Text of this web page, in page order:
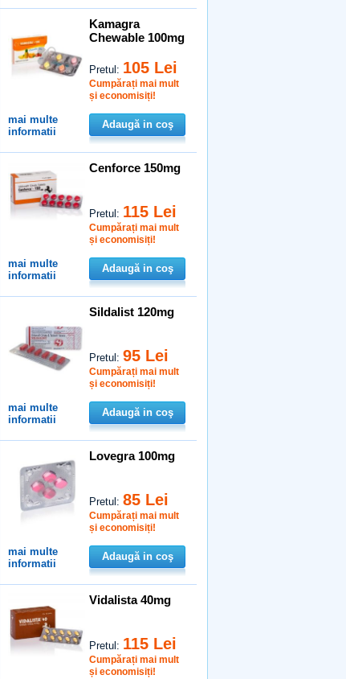
Kamagra
Chewable 100mg
Pretul: 105 Lei
Cumpărați mai mult
și economisiți!
mai multe
informatii
Adaugă in coş
Cenforce 150mg
Pretul: 115 Lei
Cumpărați mai mult
și economisiți!
mai multe
informatii
Adaugă in coş
Sildalist 120mg
Pretul:95 Lei
Cumpărați mai mult
și economisiți!
mai multe
informatii
Adaugă in coş
Lovegra 100mg
Pretul:85 Lei
Cumpărați mai mult
și economisiți!
mai multe
informatii
Adaugă in coş
Vidalista 40mg
Pretul: 115 Lei
Cumpărați mai mult
și economisiți!